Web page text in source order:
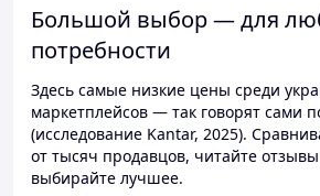
Большой выбор — для
потребности
Здесь самые низкие цены среди
маркетплейсов — так говорят сами
(исследование Kantar, 2025).
от тысяч продавцов, читайте
выбирайте лучшее.